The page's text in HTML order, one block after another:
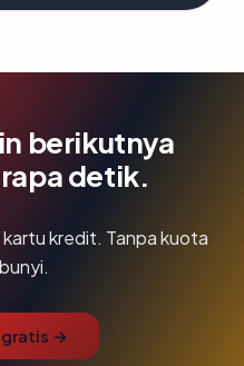
berikutnya
detik.
kredit. Tanpa kuota
gratis →